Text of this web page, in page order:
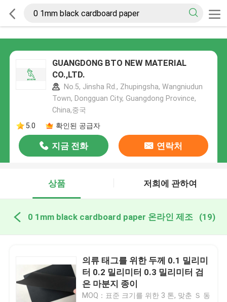
GUANGDONG BTO NEW MATERIAL
CO.,LTD.
No.5, Jinsha Rd., Zhupingsha, Wangniudun
Town, Dongguan City, Guangdong Province,
China,중국
5.0
확인된 공급자
지금 전화 연락처
상품 저희에 관하여
0 1mm black cardboard paper 온라인 제조 (19)
의류 태그를 위한 두께 0.1 밀리미
터 0.2 밀리미터 0.3 밀리미터 검
은 마분지 종이
MOQ：표준 크기를 위한 3 톤, 맞춘 Ｓ 동